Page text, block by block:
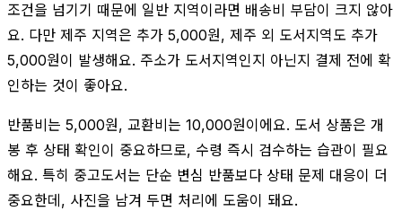
조건을 넘기기 때문에 일반 지역이라면 배송비 부담이 크지 않아
요. 다만 제주 지역은 추가 5,000원, 제주 외 도서지역도 추가
5,000원이 발생해요. 주소가 도서지역인지 아닌지 결제 전에 확
인하는 것이 좋아요.
반품비는 5,000원, 교환비는 10,000원이에요. 도서 상품은 개
봉 후 상태 확인이 중요하므로, 수령 즉시 검수하는 습관이 필요
해요. 특히 중고도서는 단순 변심 반품보다 상태 문제 대응이 더
중요한데, 사진을 남겨 두면 처리에 도움이 돼요.